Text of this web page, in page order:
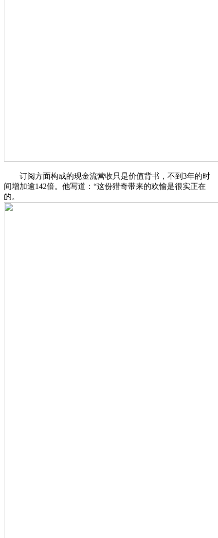
订阅方面构成的现金流营收只是价值背书，不到3年的时
间增加逾142倍。他写道：“这份猎奇带来的欢愉是很实正在
的。